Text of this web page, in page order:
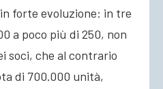
forte evoluzione: in tre
a poco più di 250, non
soci, che al contrario
di 700.000 unità,